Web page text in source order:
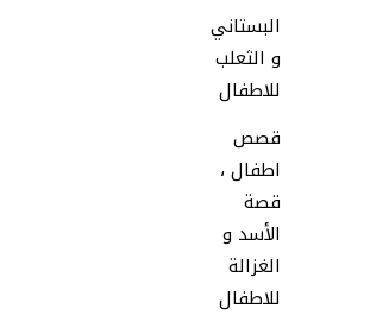
البستاني
و الثعلب
للاطفال
قصص
اطفال ،
قصة
الأسد و
الغزالة
للاطفال